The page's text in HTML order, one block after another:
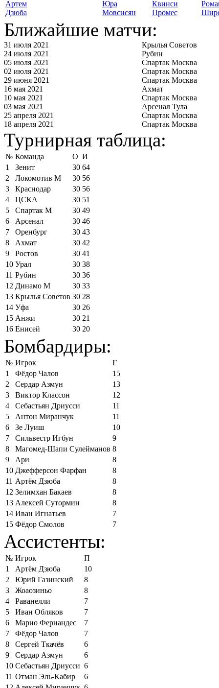
Артем
Дзюба
Юра
Мовсисян
Квинси
Промес
Ближайшие матчи:
31 июля 2021
Крылья Советов
24 июля 2021
Рубин
05 июля 2021
Спартак Москва
02 июля 2021
Спартак Москва
29 июня 2021
Спартак Москва
16 мая 2021
Ахмат
10 мая 2021
Спартак Москва
03 мая 2021
Арсенал Тула
25 апреля 2021
Спартак Москва
18 апреля 2021
Спартак Москва
Турнирная таблица:
№ Команда О И
1
Зенит 30 64
2
Локомотив М 30 56
3
Краснодар 30 56
4
ЦСКА 30 51
5
Спартак М 30 49
6
Арсенал 30 46
7
Оренбург 30 43
8
Ахмат 30 42
9
Ростов 30 41
10 Урал 30 38
11 Рубин 30 36
12 Динамо М 30 33
13 Крылья Советов 30 28
14 Уфа 30 26
15 Анжи 30 21
16 Енисей 30 20
Бомбардиры:
№ Игрок
Г
1
Фёдор Чалов
15
2
Сердар Азмун
13
3
Виктор Классон
12
4
Себастьян Дриусси
11
5
Антон Миранчук
11
6
Зе Луиш
10
7
Сильвестр Игбун
9
8
Магомед-Шапи Сулейманов 8
9
Ари
8
10 Джефферсон Фарфан
8
11 Артём Дзюба
8
12 Зелимхан Бакаев
8
13 Алексей Сутормин
8
14 Иван Игнатьев
7
15 Фёдор Смолов 7
Ассистенты:
№ Игрок
П
1
Артём Дзюба
10
2
Юрий Газинский
8
3
Жоаозиньо
8
4
Раванелли
7
5
Иван Обляков
7
6
Марио Фернандес
7
7
Фёдор Чалов
7
8
Сергей Ткачёв
6
9
Сердар Азмун
6
10 Себастьян Дриусси 6
11 Отман Эль-Кабир
6